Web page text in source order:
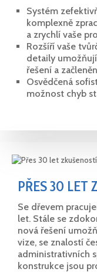
Systém
komplexně
a zrychlí vaše
Rozšíří vaše
detaily
řešení a
Osvědčená
možnost chyb
PŘES 30 LET
Se dřevem
let. Stále se
nová řešení
vize, se znalostí
administrativních
konstrukce jsou